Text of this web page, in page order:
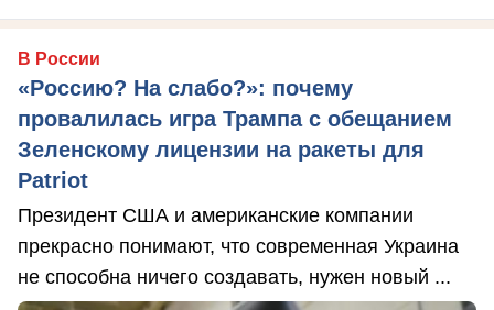
В России
«Россию? На слабо?»: почему
провалилась игра Трампа с обещанием
Зеленскому лицензии на ракеты для
Patriot
Президент США и американские компании
прекрасно понимают, что современная Украина
не способна ничего создавать, нужен новый ...